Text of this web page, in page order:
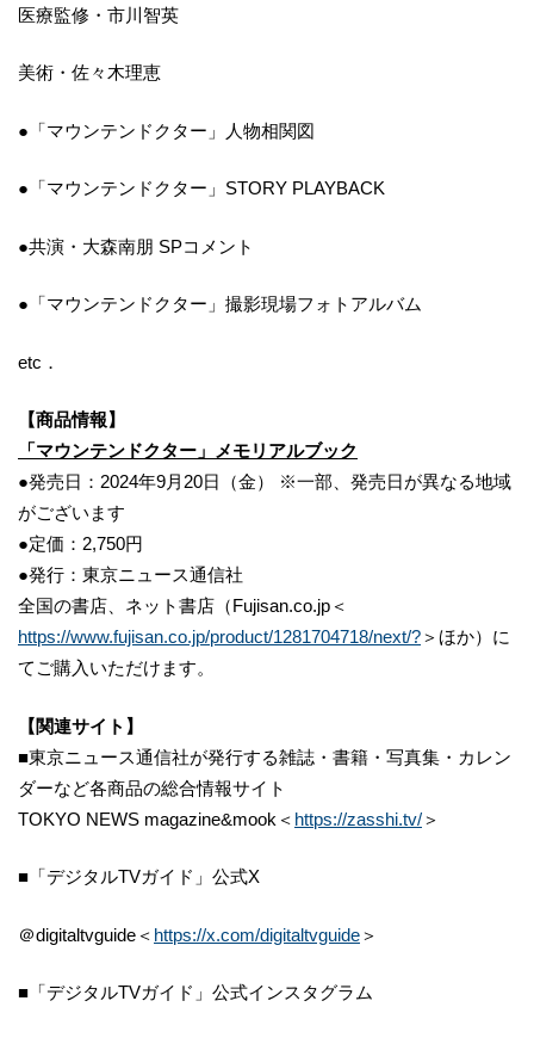
医療監修・市川智英
美術・佐々木理恵
●「マウンテンドクター」人物相関図
●「マウンテンドクター」STORY PLAYBACK
●共演・大森南朋 SPコメント
●「マウンテンドクター」撮影現場フォトアルバム
etc．
【商品情報】
「マウンテンドクター」メモリアルブック
●発売日：2024年9月20日（金） ※一部、発売日が異なる地域
がございます
●定価：2,750円
●発行：東京ニュース通信社
全国の書店、ネット書店（Fujisan.co.jp＜
https://www.fujisan.co.jp/product/1281704718/next/?＞ほか）に
てご購入いただけます。
【関連サイト】
■東京ニュース通信社が発行する雑誌・書籍・写真集・カレン
ダーなど各商品の総合情報サイト
TOKYO NEWS magazine&mook＜ https://zasshi.tv/＞
■「デジタルTVガイド」公式X
＠digitaltvguide＜ https://x.com/digitaltvguide＞
■「デジタルTVガイド」公式インスタグラム